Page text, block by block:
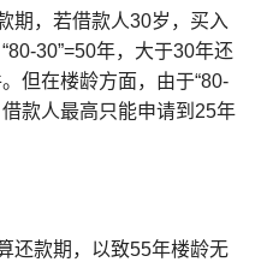
期，若借款人30岁，买入
80-30”=50年，大于30年还
但在楼龄方面，由于“80-
款人最高只能申请到 25年
还款期，以致55年楼龄无